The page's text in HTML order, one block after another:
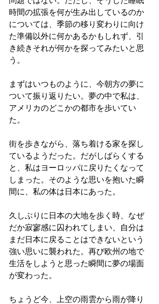
時間の拡張を何が生み出しているのか
については、季節の移り変わりに向け
た準備以外に何かあるかもしれず、引
き続きそれが何かを探ってみたいと思
う。
まずはいつものように、今朝方の夢に
ついて振り返りたい。夢の中で私は、
アメリカのどこかの都市を歩いてい
た。
街を歩きながら、落ち着ける家を探し
ているようだった。だがしばらくする
と、私はヨーロッパに戻りたくなって
しまった。そのような思いを抱いた瞬
間に、私の体は日本にあった。
久しぶりに日本の大地を歩く時、なぜ
だか寂寥感に囚われてしまい、自分は
まだ日本に戻ることはできないという
強い思いに襲われた。再び欧州の地で
生活をしようと思った瞬間に夢の場面
が変わった。
ちょうど今、上空の雨雲から雨が降り